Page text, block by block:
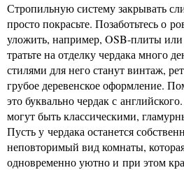
Стропильную систему закрывать
просто покрасьте. Позаботьтесь о
уложить, например, OSB-плиты
тратьте на отделку чердака много
стилями для него станут винтаж,
грубое деревенское оформление.
это буквально чердак с
могут быть классическими,
Пусть у чердака останется
неповторимый вид комнаты,
одновременно уютно и при этом